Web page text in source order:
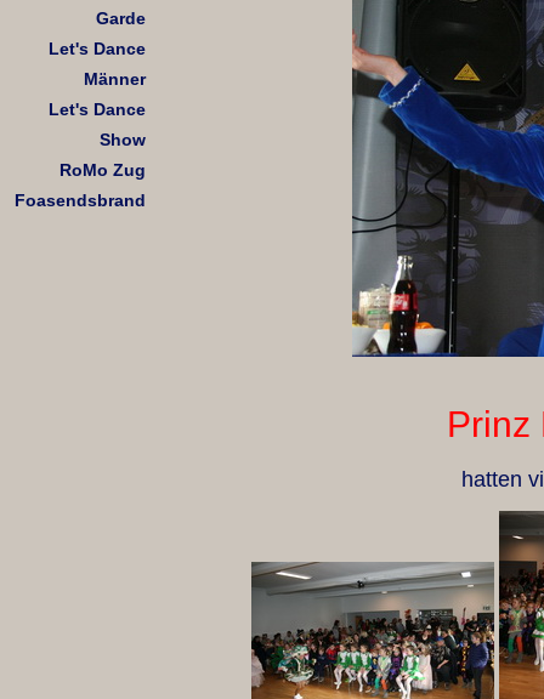
Garde
Let's Dance
Männer
Let's Dance
Show
RoMo Zug
Foasendsbrand
Prinz
hatten